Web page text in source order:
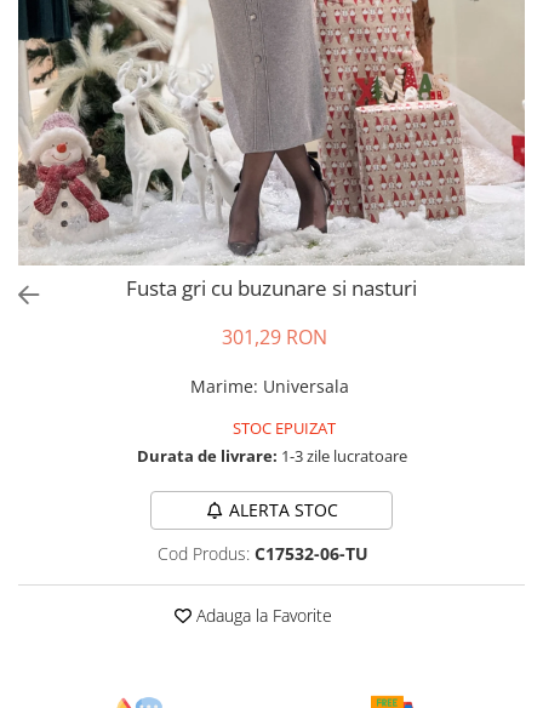
Tricouri si topuri
Rochii de eveniment
Fusta gri cu buzunare si nasturi
301,29 RON
Marime: Universala
STOC EPUIZAT
Durata de livrare: 1-3 zile lucratoare
ALERTA STOC
Cod Produs: C17532-06-TU
Adauga la Favorite